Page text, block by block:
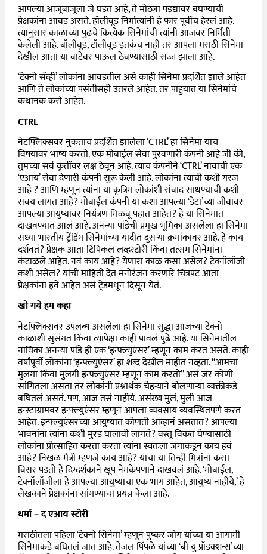
आपल्या आजूबाजूला जे घडत आहे, ते मोठ्या पडद्यावर बघण्याची
प्रेक्षकांना आवड असते. हॉलीवूड निर्मात्यांनी हे फार पूर्वीच हेरलं आहे.
त्यानुसार काळाच्या पुढचे कित्येक सिनेमांची त्यांनी आजवर निर्मिती
केलेली आहे. बॉलीवूड, टॉलीवूड इतकंच नाही तर आपला मराठी सिनेमा
देखील आता या वाटेवर पाऊल ठेवण्यासाठी सज्ज झाला आहे.
‘टेक्नो सॅव्ही’ लोकांना आवडतील असे काही सिनेमा प्रदर्शित झाले आहेत
आणि ते लोकांच्या पसंतीसही उतरले आहेत. तर पाहुयात या सिनेमांचे
कथानक कसे आहेत.
CTRL
नेटफ्लिक्सवर नुकताच प्रदर्शित झालेला ‘CTRL’ हा सिनेमा याच
विषयावर भाष्य करतो. एक मोबाईल सेवा पुरवणारी कंपनी आहे जी की,
तुमच्या सर्व कृतींवर लक्ष ठेवून आहे. त्याच कंपनीने ‘CTRL’ नावाची एक
‘एआय’ सेवा देणारी कंपनी सुरू केली आहे. लोकांना त्याची कशी गरज
आहे ? आणि म्हणून त्यांना या कृत्रिम लोकांशी संवाद साधण्याची कशी
सवय लागत आहे? मोबाईल कंपनी या कशा आपल्या ‘डेटा’च्या जीवावर
आपल्या आयुष्यावर नियंत्रण मिळवू पहात आहेत? हे या सिनेमात
दाखवण्यात आलं आहे. अनन्या पांडेची प्रमुख भूमिका असलेला हा सिनेमा
सध्या भारतीय ट्रेंडिंग सिनेमांच्या यादीत दुसऱ्या क्रमांकावर आहे. हे काय
दर्शवतं? प्रेक्षक आता टिपिकल लव्हस्टोरी किंवा तत्सम सिनेमांना
कंटाळले आहेत. नवं काय आहे? येणारा काळ कसा असेल? टेक्नॉलॉजी
कशी असेल? यांची माहिती देत मनोरंजन करणारे चित्रपट आता
प्रेक्षकांना हवे आहेत असं ट्रेंडमधून दिसून येतं.
खो गये हम कहा
नेटफ्लिक्सवर उपलब्ध असलेला हा सिनेमा सुद्धा आजच्या टेक्नो
काळाशी सुसंगत किंवा त्यापेक्षा काही पावलं पुढे आहे. या सिनेमातील
नायिका अनन्या पांडे ही एक ‘इन्फ्ल्युएंसर’ म्हणून काम करत असते. काही
वर्षांपूर्वी लोकांना ‘इन्फ्ल्युएंसर’ हा शब्द देखील माहीत नव्हता. “आमचा
मुलगा किंवा मुलगी इन्फ्ल्युएंसर म्हणून काम करतो” असं जर कोणी
सांगितला असता तर लोकांनी प्रश्नार्थक चेहऱ्याने बोलणाऱ्या व्यक्तीकडे
बघितलं असतं. पण, आज तसं नाहीये. असंख्य मुलं, मुली आज
इन्स्टाग्रामवर इन्फ्ल्युएंसर म्हणून आपला व्यवसाय व्यवस्थितपणे करत
आहेत. इन्फ्ल्युएंसरच्या आयुष्यात कोणती आव्हानं असतात? आपल्या
भावनांना त्यांना कशी मुरड घालावी लागते? वस्तू विकत घेण्यासाठी
लोकांना प्रोत्साहित करता करता त्यांना स्वतःला जगाकडून काय हवं
आहे? निखळ मैत्री म्हणजे काय आहे? याचा या तिन्ही मित्रांना कसा
विसर पडतो हे दिग्दर्शकाने खूप नेमकेपणाने दाखवलं आहे. ‘मोबाईल,
टेक्नॉलॉजीला हे आपल्या आयुष्याचा एक भाग आहेत, आयुष्य नाहीये,’ हे
लेखकाने प्रेक्षकांना सांगण्याचा प्रयत्न केला आहे.
धर्मा – द एआय स्टोरी
मराठीतला पहिला ‘टेक्नो सिनेमा’ म्हणून पुष्कर जोग यांच्या या आगामी
सिनेमाकडे बघितलं जात आहे. तेजल पिंपळे यांच्या ‘बी यु प्रॉडक्शन्स’च्या